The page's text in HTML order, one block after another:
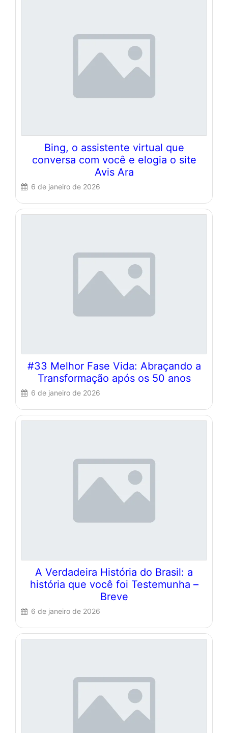
Bing, o assistente virtual que
conversa com você e elogia o site
Avis Ara
6 de janeiro de 2026
#33 Melhor Fase Vida: Abraçando a
Transformação após os 50 anos
6 de janeiro de 2026
A Verdadeira História do Brasil: a
história que você foi Testemunha –
Breve
6 de janeiro de 2026